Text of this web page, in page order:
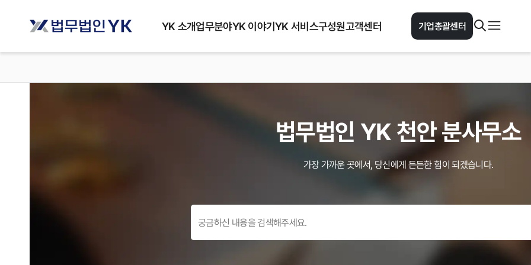
YK 소개업무분야YK 이야기YK 서비스구성원고객센터 기업총괄센터
법무법인 YK천안분사무소
가장 가까운 곳에서, 당신에게 든든한 힘이 되겠습니다.